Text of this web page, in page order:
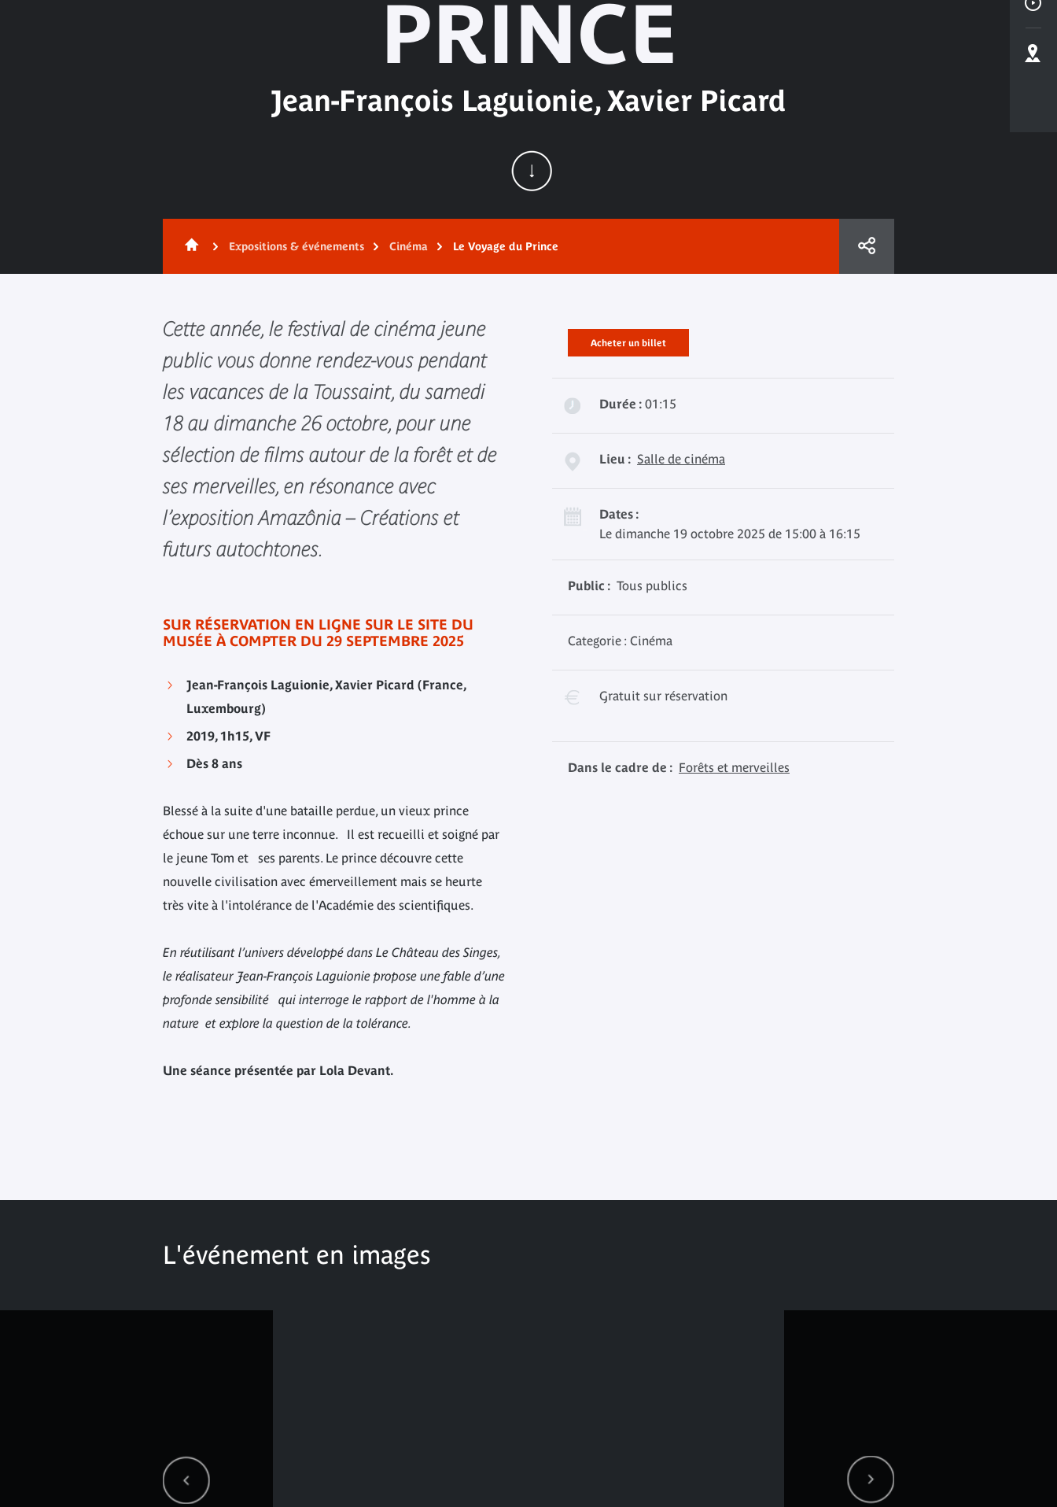
PRINCE
Jean-François Laguionie, Xavier Picard
Expositions & événements Cinéma Le Voyage du Prince
Cette année, le festival de cinéma jeune
public vous donne rendez-vous pendant
les vacances de la Toussaint, du samedi
18 au dimanche 26 octobre, pour une
sélection de films autour de la forêt et de
ses merveilles, en résonance avec
l’exposition Amazônia – Créations et
futurs autochtones.
SUR RÉSERVATION EN LIGNE SUR LE SITE DU
MUSÉE À COMPTER DU 29 SEPTEMBRE 2025
Jean-François Laguionie, Xavier Picard (France,
Luxembourg)
2019, 1h15, VF
Dès 8 ans
Blessé à la suite d'une bataille perdue, un vieux prince
échoue sur une terre inconnue. Il est recueilli et soigné par
le jeune Tom et ses parents. Le prince découvre cette
nouvelle civilisation avec émerveillement mais se heurte
très vite à l'intolérance de l'Académie des scientifiques.
En réutilisant l’univers développé dans Le Château des Singes,
le réalisateur Jean-François Laguionie propose une fable d’une
profonde sensibilité qui interroge le rapport de l'homme à la
nature et explore la question de la tolérance.
Une séance présentée par Lola Devant.
Acheter un billet
Durée : 01:15
Lieu : Salle de cinéma
Dates :
Le dimanche 19 octobre 2025 de 15:00 à 16:15
Public : Tous publics
Categorie : Cinéma
Gratuit sur réservation
Dans le cadre de : Forêts et merveilles
L'événement en images